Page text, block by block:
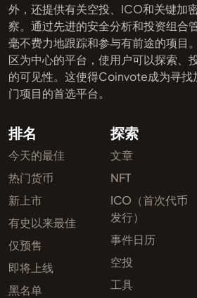
外，还提供有关空投、ICO和关键加
察。通过先进的安全分析和投资组合
毫不费力地跟踪和参与有前途的项目
区为中心的平台，使用户可以探索、
的可见性。这使得Coinvote成为寻找
门项目的首选平台。
排名
今天的最佳
热门货币
新上市
有史以来最佳
仅预售
即将上线
黑名单
探索
文章
NFT
ICO（首次代币
发行）
事件日历
空投
工具